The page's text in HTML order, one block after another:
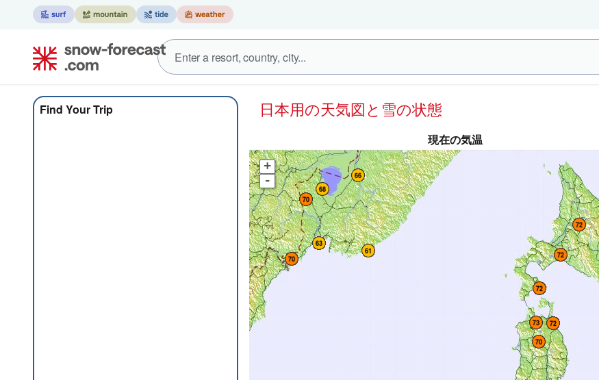
Find Your Trip 日本用の天気図と雪の状態
現在の気温
+
-